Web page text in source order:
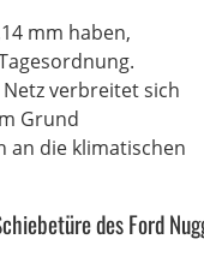
mm haben,
verbreitet sich
Grund
an die klimatischen
des Ford